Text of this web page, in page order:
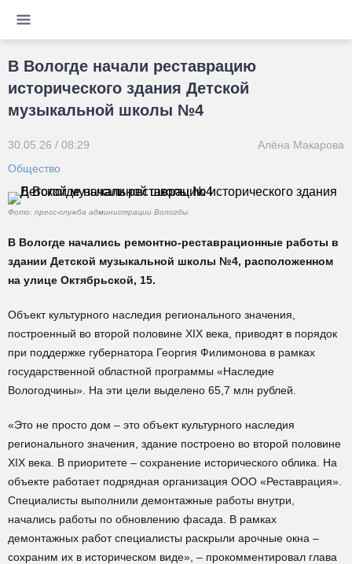
В Вологде начали реставрацию
исторического здания Детской
музыкальной школы №4
30.05.26 / 08:29
Алёна Макарова
Общество
Фото: пресс-служба администрации Вологды
В Вологде начались ремонтно-реставрационные работы в
здании Детской музыкальной школы №4, расположенном
на улице Октябрьской, 15.
Объект культурного наследия регионального значения,
построенный во второй половине XIX века, приводят в порядок
при поддержке губернатора Георгия Филимонова в рамках
государственной областной программы «Наследие
Вологодчины». На эти цели выделено 65,7 млн рублей.
«Это не просто дом – это объект культурного наследия
регионального значения, здание построено во второй половине
XIX века. В приоритете – сохранение исторического облика. На
объекте работает подрядная организация ООО «Реставрация».
Специалисты выполнили демонтажные работы внутри,
начались работы по обновлению фасада. В рамках
демонтажных работ специалисты раскрыли арочные окна –
сохраним их в историческом виде», – прокомментировал глава